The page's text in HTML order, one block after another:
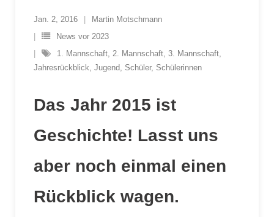
Jan. 2, 2016
Martin Motschmann
News vor 2023
1. Mannschaft, 2. Mannschaft, 3. Mannschaft,
Jahresrückblick, Jugend, Schüler, Schülerinnen
Das Jahr 2015 ist
Geschichte! Lasst uns
aber noch einmal einen
Rückblick wagen.